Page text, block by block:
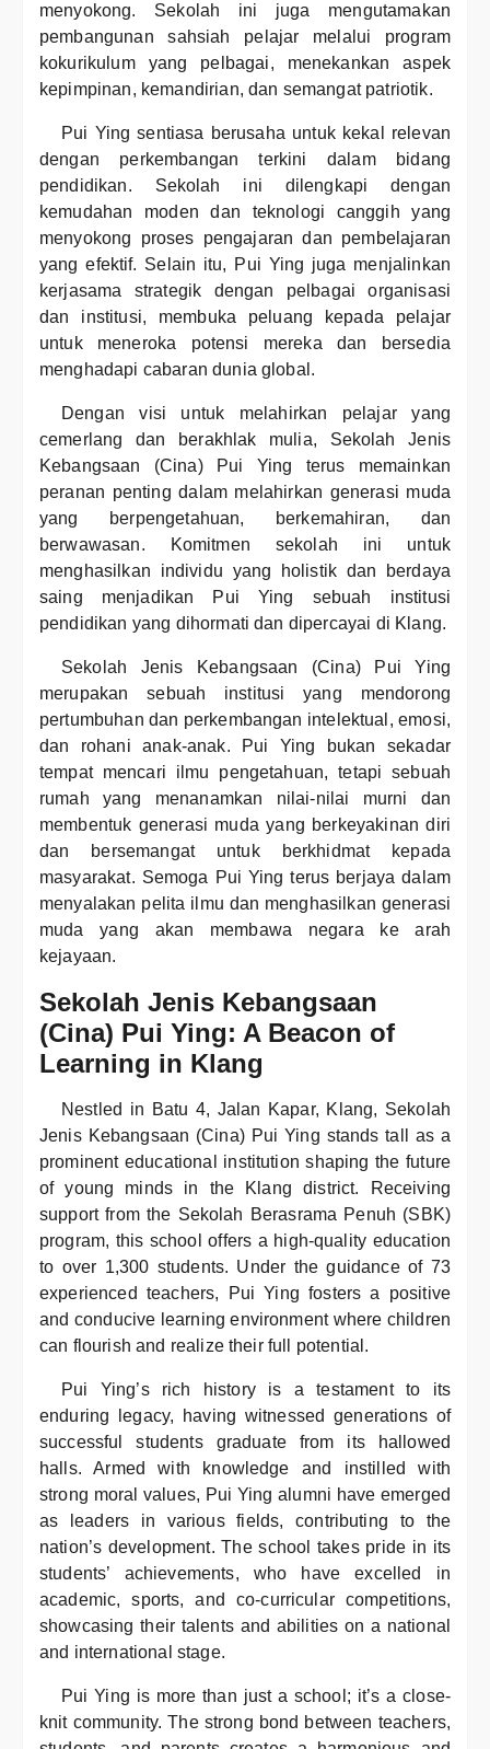
menyokong. Sekolah ini juga mengutamakan
pembangunan sahsiah pelajar melalui program
kokurikulum yang pelbagai, menekankan aspek
kepimpinan, kemandirian, dan semangat patriotik.
Pui Ying sentiasa berusaha untuk kekal relevan
dengan perkembangan terkini dalam bidang
pendidikan. Sekolah ini dilengkapi dengan
kemudahan moden dan teknologi canggih yang
menyokong proses pengajaran dan pembelajaran
yang efektif. Selain itu, Pui Ying juga menjalinkan
kerjasama strategik dengan pelbagai organisasi
dan institusi, membuka peluang kepada pelajar
untuk meneroka potensi mereka dan bersedia
menghadapi cabaran dunia global.
Dengan visi untuk melahirkan pelajar yang
cemerlang dan berakhlak mulia, Sekolah Jenis
Kebangsaan (Cina) Pui Ying terus memainkan
peranan penting dalam melahirkan generasi muda
yang berpengetahuan, berkemahiran, dan
berwawasan. Komitmen sekolah ini untuk
menghasilkan individu yang holistik dan berdaya
saing menjadikan Pui Ying sebuah institusi
pendidikan yang dihormati dan dipercayai di Klang.
Sekolah Jenis Kebangsaan (Cina) Pui Ying
merupakan sebuah institusi yang mendorong
pertumbuhan dan perkembangan intelektual, emosi,
dan rohani anak-anak. Pui Ying bukan sekadar
tempat mencari ilmu pengetahuan, tetapi sebuah
rumah yang menanamkan nilai-nilai murni dan
membentuk generasi muda yang berkeyakinan diri
dan bersemangat untuk berkhidmat kepada
masyarakat. Semoga Pui Ying terus berjaya dalam
menyalakan pelita ilmu dan menghasilkan generasi
muda yang akan membawa negara ke arah
kejayaan.
Sekolah Jenis Kebangsaan
(Cina) Pui Ying: A Beacon of
Learning in Klang
Nestled in Batu 4, Jalan Kapar, Klang, Sekolah
Jenis Kebangsaan (Cina) Pui Ying stands tall as a
prominent educational institution shaping the future
of young minds in the Klang district. Receiving
support from the Sekolah Berasrama Penuh (SBK)
program, this school offers a high-quality education
to over 1,300 students. Under the guidance of 73
experienced teachers, Pui Ying fosters a positive
and conducive learning environment where children
can flourish and realize their full potential.
Pui Ying’s rich history is a testament to its
enduring legacy, having witnessed generations of
successful students graduate from its hallowed
halls. Armed with knowledge and instilled with
strong moral values, Pui Ying alumni have emerged
as leaders in various fields, contributing to the
nation’s development. The school takes pride in its
students’ achievements, who have excelled in
academic, sports, and co-curricular competitions,
showcasing their talents and abilities on a national
and international stage.
Pui Ying is more than just a school; it’s a close-
knit community. The strong bond between teachers,